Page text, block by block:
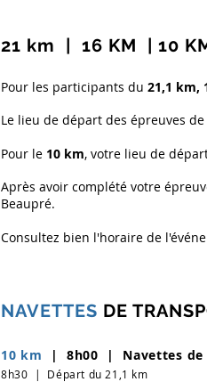
21 km | 16 KM | 10
Pour les participants du 21,1 km,
Le lieu de départ des épreuves de
Pour le 10 km, votre lieu de
Après avoir complété votre
Beaupré.
Consultez bien l'horaire de
NAVETTES DE
10 km | 8h00 | Navettes de
8h30 | Départ du 21,1 km